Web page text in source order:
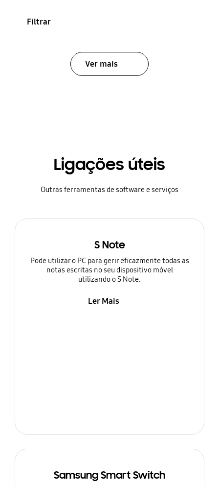
Filtrar
Ver mais
Ligações úteis
Outras ferramentas de software e serviços
S Note
Pode utilizar o PC para gerir eficazmente todas as
notas escritas no seu dispositivo móvel
utilizando o S Note.
Ler Mais
Samsung Smart Switch